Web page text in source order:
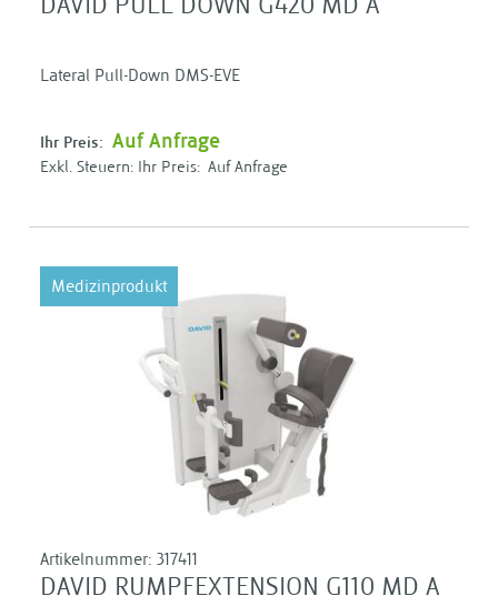
DAVID PULL DOWN G420 MD A
Lateral Pull-Down DMS-EVE
Ihr Preis: Auf Anfrage
Ihr Preis: Auf Anfrage
Medizinprodukt
Artikelnummer: 317411
DAVID RUMPFEXTENSION G110 MD A